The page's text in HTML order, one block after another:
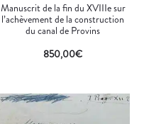
Manuscrit de la fin du XVIIIe sur
l’achèvement de la construction
du canal de Provins
850,00€